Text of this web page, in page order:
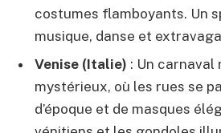
costumes flamboyants. Un
musique, danse et
Venise (Italie) : Un
mystérieux, où les rues se
d’époque et de masques